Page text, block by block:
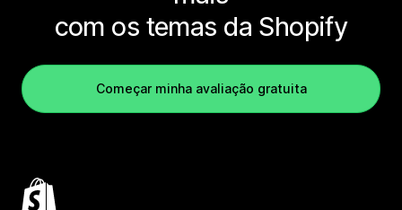
com os temas da Shopify
Começar minha avaliação gratuita